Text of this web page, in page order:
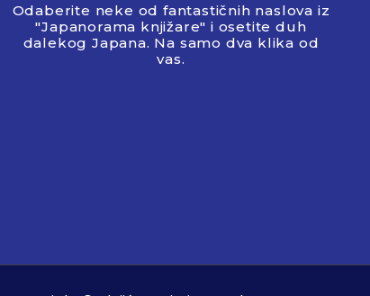
Odaberite neke od fantastičnih naslova iz
"Japanorama knjižare" i osetite duh
dalekog Japana. Na samo dva klika od
vas.